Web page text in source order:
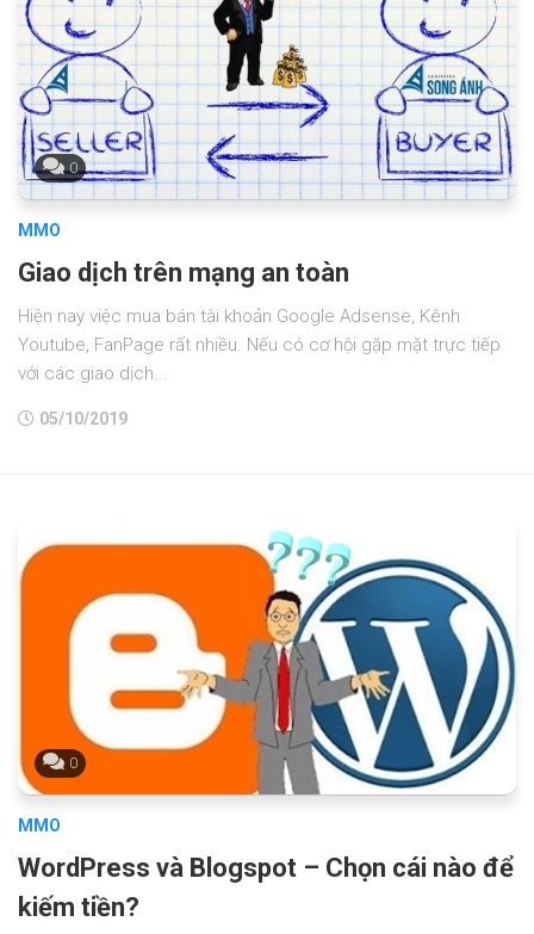
0
MMO
Giao dịch trên mạng an toàn
Hiện nay việc mua bán tài khoản Google Adsense, Kênh
Youtube, FanPage rất nhiều. Nếu có cơ hội gặp mặt trực tiếp
với các giao dịch...
05/10/2019
0
MMO
WordPress và Blogspot – Chọn cái nào để
kiếm tiền?